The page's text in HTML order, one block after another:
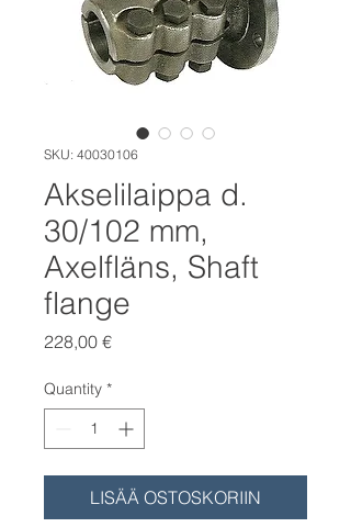
SKU: 40030106
Akselilaippa d.
30/102 mm,
Axelfläns, Shaft
flange
228,00 €Price
Quantity *
LISÄÄ OSTOSKORIIN